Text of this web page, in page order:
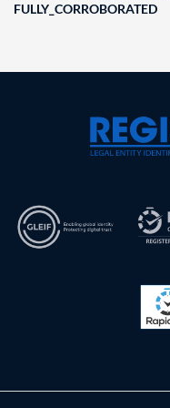
FULLY_CORROBORATED